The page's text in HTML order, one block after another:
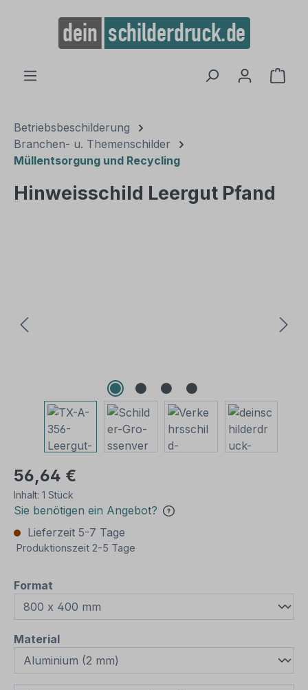
springen
Betriebsbeschilderung
Branchen- u. Themenschilder
Müllentsorgung und Recycling
Hinweisschild Leergut Pfand
56,64 €
Inhalt: 1 Stück
Sie benötigen ein Angebot?
Lieferzeit 5-7 Tage
Produktionszeit 2-5 Tage
Format
Materialauswählen